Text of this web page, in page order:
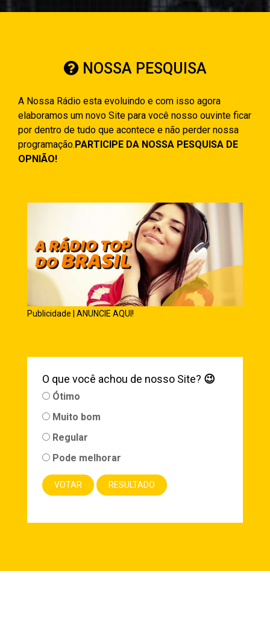
NOSSA PESQUISA
A Nossa Rádio esta evoluindo e com isso agora
elaboramos um novo Site para você nosso ouvinte ficar
por dentro de tudo que acontece e não perder nossa
programação.PARTICIPE DA NOSSA PESQUISA DE
OPNIÃO!
Publicidade | ANUNCIE AQUI!
O que você achou de nosso Site? 😉
Ótimo
Muito bom
Regular
Pode melhorar